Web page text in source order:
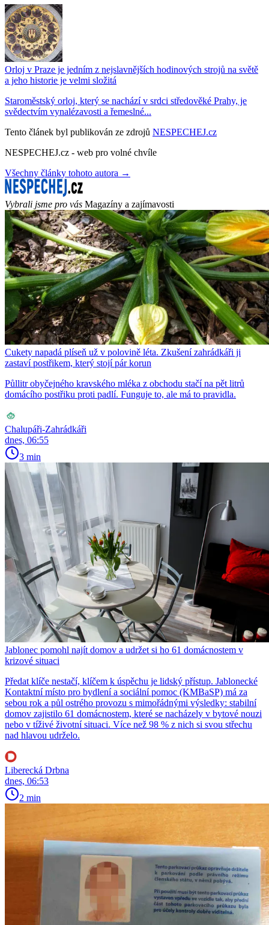
Orloj v Praze je jedním z nejslavnějších hodinových strojů na světě
a jeho historie je velmi složitá
Staroměstský orloj, který se nachází v srdci středověké Prahy, je
svědectvím vynalézavosti a řemeslné...
Tento článek byl publikován ze zdrojů NESPECHEJ.cz
NESPECHEJ.cz - web pro volné chvíle
Všechny články tohoto autora →
Vybrali jsme pro vás Magazíny a zajímavosti
Cukety napadá plíseň už v polovině léta. Zkušení zahrádkáři ji
zastaví postřikem, který stojí pár korun
Půllitr obyčejného kravského mléka z obchodu stačí na pět litrů
domácího postřiku proti padlí. Funguje to, ale má to pravidla.
Chalupáři-Zahrádkáři
dnes, 06:55
3 min
Jablonec pomohl najít domov a udržet si ho 61 domácnostem v
krizové situaci
Předat klíče nestačí, klíčem k úspěchu je lidský přístup. Jablonecké
Kontaktní místo pro bydlení a sociální pomoc (KMBaSP) má za
sebou rok a půl ostrého provozu s mimořádnými výsledky: stabilní
domov zajistilo 61 domácnostem, které se nacházely v bytové nouzi
nebo v tíživé životní situaci. Více než 98 % z nich si svou střechu
nad hlavou udrželo.
Liberecká Drbna
dnes, 06:53
2 min